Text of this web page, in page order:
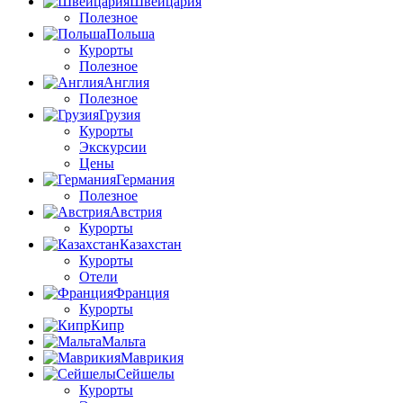
Полезное
Польша
Курорты
Полезное
Англия
Полезное
Грузия
Курорты
Экскурсии
Цены
Германия
Полезное
Австрия
Курорты
Казахстан
Курорты
Отели
Франция
Курорты
Кипр
Мальта
Маврикия
Сейшелы
Курорты